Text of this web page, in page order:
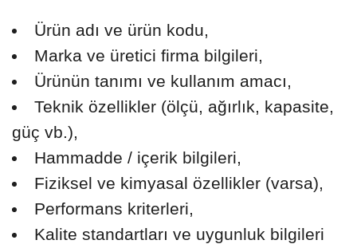
Ürün adı ve ürün kodu,
Marka ve üretici firma bilgileri,
Ürünün tanımı ve kullanım amacı,
Teknik özellikler (ölçü, ağırlık, kapasite,
güç vb.),
Hammadde / içerik bilgileri,
Fiziksel ve kimyasal özellikler (varsa),
Performans kriterleri,
Kalite standartları ve uygunluk bilgileri